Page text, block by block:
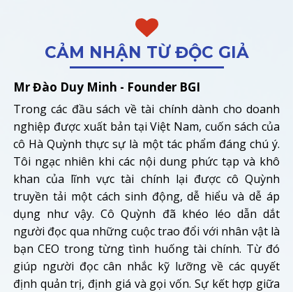
CẢM NHẬN TỪ ĐỘC GIẢ
Mr Đào Duy Minh - Founder BGI
Trong các đầu sách về tài chính dành cho doanh
nghiệp được xuất bản tại Việt Nam, cuốn sách của
cô Hà Quỳnh thực sự là một tác phẩm đáng chú ý.
Tôi ngạc nhiên khi các nội dung phức tạp và khô
khan của lĩnh vực tài chính lại được cô Quỳnh
truyền tải một cách sinh động, dễ hiểu và dễ áp
dụng như vậy. Cô Quỳnh đã khéo léo dẫn dắt
người đọc qua những cuộc trao đổi với nhân vật là
bạn CEO trong từng tình huống tài chính. Từ đó
giúp người đọc cân nhắc kỹ lưỡng về các quyết
định quản trị, định giá và gọi vốn. Sự kết hợp giữa